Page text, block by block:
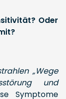
Oder
„Wege
und
Symptome